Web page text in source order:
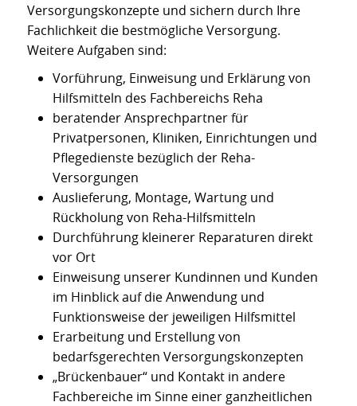
Versorgungskonzepte und sichern durch Ihre
Fachlichkeit die bestmögliche Versorgung.
Weitere Aufgaben sind:
Vorführung, Einweisung und Erklärung von
Hilfsmitteln des Fachbereichs Reha
beratender Ansprechpartner für
Privatpersonen, Kliniken, Einrichtungen und
Pflegedienste bezüglich der Reha-
Versorgungen
Auslieferung, Montage, Wartung und
Rückholung von Reha-Hilfsmitteln
Durchführung kleinerer Reparaturen direkt
vor Ort
Einweisung unserer Kundinnen und Kunden
im Hinblick auf die Anwendung und
Funktionsweise der jeweiligen Hilfsmittel
Erarbeitung und Erstellung von
bedarfsgerechten Versorgungskonzepten
„Brückenbauer“ und Kontakt in andere
Fachbereiche im Sinne einer ganzheitlichen